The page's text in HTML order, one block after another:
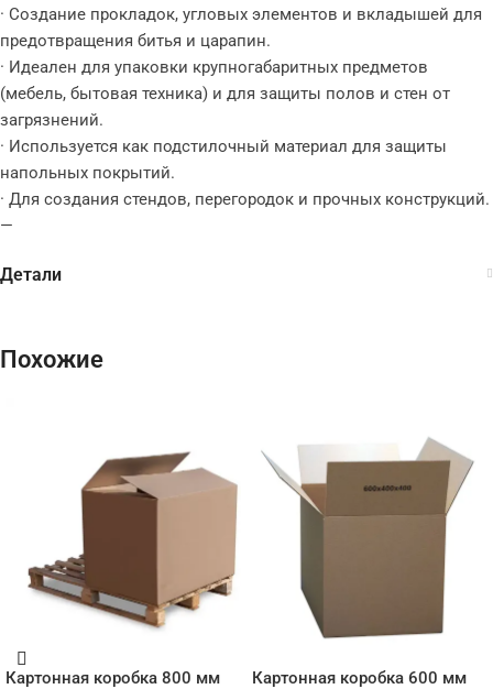
· Создание прокладок, угловых элементов и вкладышей для
предотвращения битья и царапин.
· Идеален для упаковки крупногабаритных предметов
(мебель, бытовая техника) и для защиты полов и стен от
загрязнений.
· Используется как подстилочный материал для защиты
напольных покрытий.
· Для создания стендов, перегородок и прочных конструкций.
—
Детали
Похожие
Картонная коробка 800 мм
Картонная коробка 600 мм